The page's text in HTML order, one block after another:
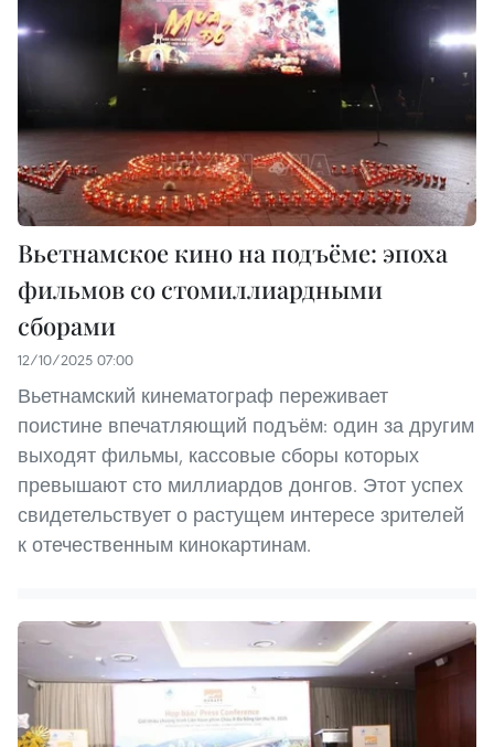
Вьетнамское кино на подъёме: эпоха
фильмов со стомиллиардными
сборами
12/10/2025 07:00
Вьетнамский кинематограф переживает
поистине впечатляющий подъём: один за другим
выходят фильмы, кассовые сборы которых
превышают сто миллиардов донгов. Этот успех
свидетельствует о растущем интересе зрителей
к отечественным кинокартинам.